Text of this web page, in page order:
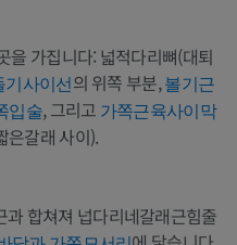
을 가집니다: 넓적다리뼈(대퇴
기사이선의 위쪽 부분,볼기근
입술, 그리고 가쪽근육사이막
은갈래 사이).
합쳐져 넙다리네갈래근힘줄